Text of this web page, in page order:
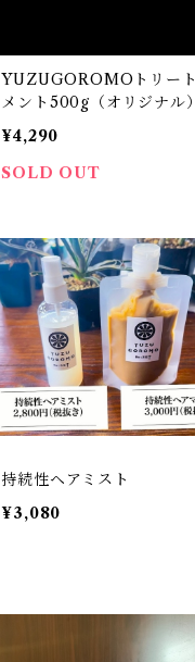
YUZUGOROMOトリート
メント500g（オリジナル）
¥4,290
SOLD OUT
持続性ヘアミスト
¥3,080